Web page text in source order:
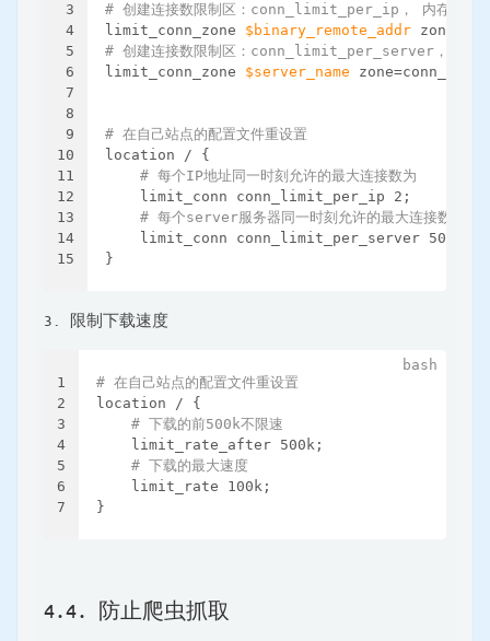
3
4
5
6
7
8
9
10
11
12
13
14
15
# 创建连接数限制区：conn_limit_per_ip， 内存大小
limit_conn_zone $binary_remote_addr
# 创建连接数限制区：conn_limit_per_server， 内存
limit_conn_zone $server_name
# 在自己站点的配置文件重设置
location / {
# 每个IP地址同一时刻允许的最大连接数为
    limit_conn conn_limit_per_ip 2;
# 每个server服务器同一时刻允许的最大连接数
    limit_conn conn_limit_per_server 50;
}
限制下载速度
1
2
3
4
5
6
7
# 在自己站点的配置文件重设置
location / {
# 下载的前500k不限速
    limit_rate_after 500k;
# 下载的最大速度
    limit_rate 100k;
}
4.4. 防止爬虫抓取